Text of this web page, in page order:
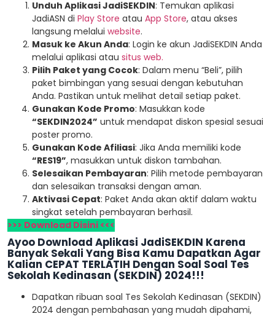
Unduh Aplikasi JadiSEKDIN: Temukan aplikasi
JadiASN di Play Store atau App Store, atau akses
langsung melalui website.
Masuk ke Akun Anda: Login ke akun JadiSEKDIN Anda
melalui aplikasi atau situs web.
Pilih Paket yang Cocok: Dalam menu “Beli”, pilih
paket bimbingan yang sesuai dengan kebutuhan
Anda. Pastikan untuk melihat detail setiap paket.
Gunakan Kode Promo: Masukkan kode
“SEKDIN2024” untuk mendapat diskon spesial sesuai
poster promo.
Gunakan Kode Afiliasi: Jika Anda memiliki kode
“RES19”, masukkan untuk diskon tambahan.
Selesaikan Pembayaran: Pilih metode pembayaran
dan selesaikan transaksi dengan aman.
Aktivasi Cepat: Paket Anda akan aktif dalam waktu
singkat setelah pembayaran berhasil.
>>> Download Disini <<<
Ayoo Download Aplikasi JadiSEKDIN Karena
Banyak Sekali Yang Bisa Kamu Dapatkan Agar
Kalian CEPAT TERLATIH Dengan Soal Soal Tes
Sekolah Kedinasan (SEKDIN) 2024!!!
Dapatkan ribuan soal Tes Sekolah Kedinasan (SEKDIN)
2024 dengan pembahasan yang mudah dipahami,